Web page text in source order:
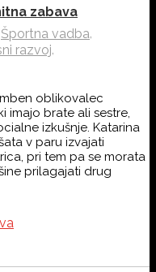
zabava
Športna vadba
razvoj,
oblikovalec
imajo brate ali sestre,
izkušnje. Katarina
v paru izvajati
pri tem pa se morata
prilagajati drug